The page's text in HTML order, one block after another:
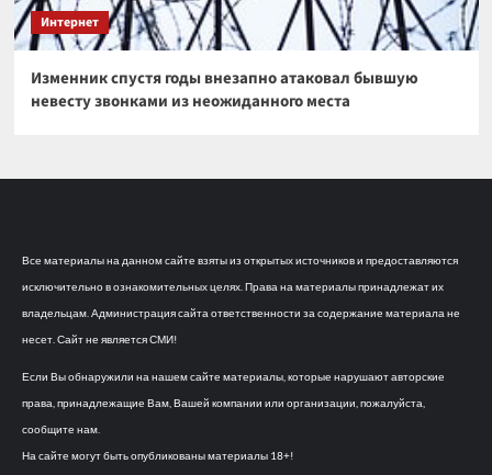
Интернет
Изменник спустя годы внезапно атаковал бывшую
невесту звонками из неожиданного места
Все материалы на данном сайте взяты из открытых источников и предоставляются
исключительно в ознакомительных целях. Права на материалы принадлежат их
владельцам. Администрация сайта ответственности за содержание материала не
несет. Сайт не является СМИ!
Если Вы обнаружили на нашем сайте материалы, которые нарушают авторские
права, принадлежащие Вам, Вашей компании или организации, пожалуйста,
сообщите нам.
На сайте могут быть опубликованы материалы 18+!